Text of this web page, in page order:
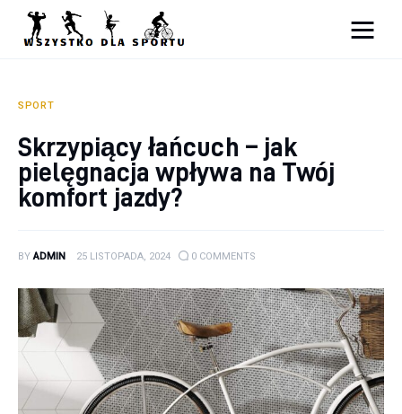
Ciekawostki
Dziecko
SPORT
Skrzypiący łańcuch – jak
pielęgnacja wpływa na Twój
komfort jazdy?
BY ADMIN 25 LISTOPADA, 2024 0 COMMENTS